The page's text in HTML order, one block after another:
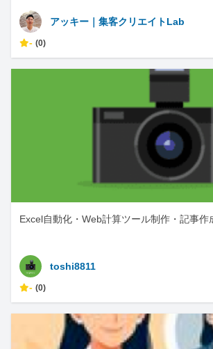
アッキー｜集客クリエイトLab
- (0)
Excel自動化・Web計算ツール制作・記事作
toshi8811
- (0)